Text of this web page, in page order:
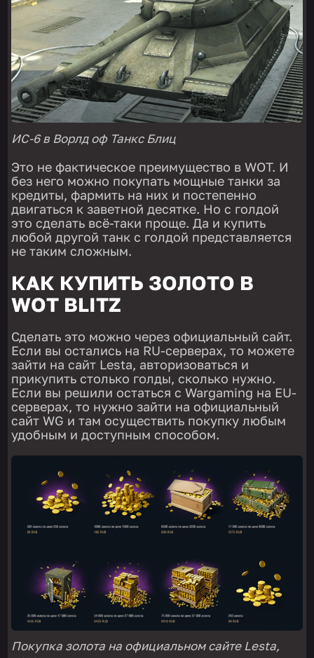
ИС-6 в Ворлд оф Танкс Блиц
Это не фактическое преимущество в WOT. И
без него можно покупать мощные танки за
кредиты, фармить на них и постепенно
двигаться к заветной десятке. Но с голдой
это сделать всё-таки проще. Да и купить
любой другой танк с голдой представляется
не таким сложным.
КАК КУПИТЬ ЗОЛОТО В
WOT BLITZ
Сделать это можно через официальный сайт.
Если вы остались на RU-серверах, то можете
зайти на сайт Lesta, авторизоваться и
прикупить столько голды, сколько нужно.
Если вы решили остаться с Wargaming на EU-
серверах, то нужно зайти на официальный
сайт WG и там осуществить покупку любым
удобным и доступным способом.
Покупка золота на официальном сайте Lesta,